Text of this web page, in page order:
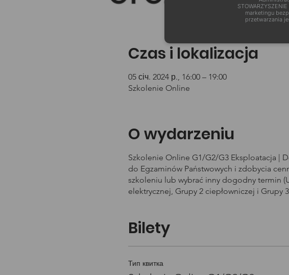
Czas i lokalizacja
05 січ. 2024 р., 16:00 – 19:00
Szkolenie Online
O wydarzeniu
Szkolenie Online G1/G2/G3 Eksploatacja |
do Egzaminów Państwowych i zdobycia
szkoleniu lub wybrać inny dogodny termin
elektrycznej, Grupy 2 ciepłowniczej i
Bilety
Тип квитка
marketingu
przetwarzania